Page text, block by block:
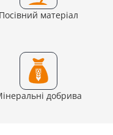
Посівний матеріал
добрива